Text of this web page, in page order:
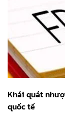
Khái quát
quốc tế